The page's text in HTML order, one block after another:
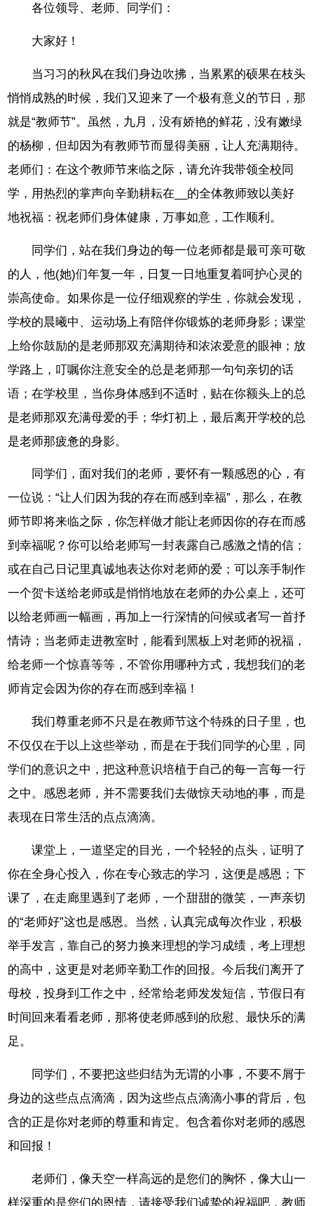
各位领导、老师、同学们：
大家好！
当习习的秋风在我们身边吹拂，当累累的硕果在枝头
悄悄成熟的时候，我们又迎来了一个极有意义的节日，那
就是“教师节”。虽然，九月，没有娇艳的鲜花，没有嫩绿
的杨柳，但却因为有教师节而显得美丽，让人充满期待。
老师们：在这个教师节来临之际，请允许我带领全校同
学，用热烈的掌声向辛勤耕耘在__的全体教师致以美好
地祝福：祝老师们身体健康，万事如意，工作顺利。
同学们，站在我们身边的每一位老师都是最可亲可敬
的人，他(她)们年复一年，日复一日地重复着呵护心灵的
崇高使命。如果你是一位仔细观察的学生，你就会发现，
学校的晨曦中、运动场上有陪伴你锻炼的老师身影；课堂
上给你鼓励的是老师那双充满期待和浓浓爱意的眼神；放
学路上，叮嘱你注意安全的总是老师那一句句亲切的话
语；在学校里，当你身体感到不适时，贴在你额头上的总
是老师那双充满母爱的手；华灯初上，最后离开学校的总
是老师那疲惫的身影。
同学们，面对我们的老师，要怀有一颗感恩的心，有
一位说：“让人们因为我的存在而感到幸福”，那么，在教
师节即将来临之际，你怎样做才能让老师因你的存在而感
到幸福呢？你可以给老师写一封表露自己感激之情的信；
或在自己日记里真诚地表达你对老师的爱；可以亲手制作
一个贺卡送给老师或是悄悄地放在老师的办公桌上，还可
以给老师画一幅画，再加上一行深情的问候或者写一首抒
情诗；当老师走进教室时，能看到黑板上对老师的祝福，
给老师一个惊喜等等，不管你用哪种方式，我想我们的老
师肯定会因为你的存在而感到幸福！
我们尊重老师不只是在教师节这个特殊的日子里，也
不仅仅在于以上这些举动，而是在于我们同学的心里，同
学们的意识之中，把这种意识培植于自己的每一言每一行
之中。感恩老师，并不需要我们去做惊天动地的事，而是
表现在日常生活的点点滴滴。
课堂上，一道坚定的目光，一个轻轻的点头，证明了
你在全身心投入，你在专心致志的学习，这便是感恩；下
课了，在走廊里遇到了老师，一个甜甜的微笑，一声亲切
的“老师好”这也是感恩。当然，认真完成每次作业，积极
举手发言，靠自己的努力换来理想的学习成绩，考上理想
的高中，这更是对老师辛勤工作的回报。今后我们离开了
母校，投身到工作之中，经常给老师发发短信，节假日有
时间回来看看老师，那将使老师感到的欣慰、最快乐的满
足。
同学们，不要把这些归结为无谓的小事，不要不屑于
身边的这些点点滴滴，因为这些点点滴滴小事的背后，包
含的正是你对老师的尊重和肯定。包含着你对老师的感恩
和回报！
老师们，像天空一样高远的是您们的胸怀，像大山一
样深重的是您们的恩情，请接受我们诚挚的祝福吧，教师